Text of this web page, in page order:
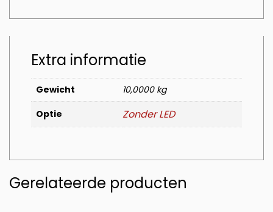
Extra informatie
Gewicht
10,0000 kg
Optie
Zonder LED
Gerelateerde producten